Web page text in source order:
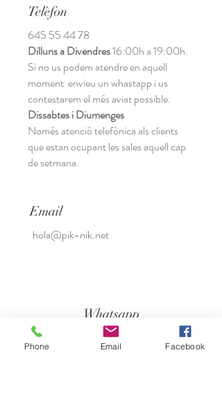
Telèfon
645 55 44 78
Dilluns a Divendres16:00h a 19:00h.
Si no us podem atendre en aquell
moment envieu un whastapp i us
contestarem el més aviat possible.
Dissabtes i Diumenges
Només atenció telefònica als clients
que estan ocupant les sales aquell cap
de setmana.
Email
hola@pik-nik.net
Whatsapp
645 55 44 78
Dilluns a divendres
Phone Email Facebook